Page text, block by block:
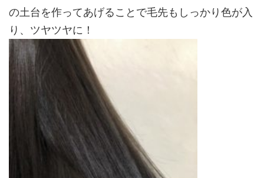
の土台を作ってあげることで毛先もしっかり色が入
り、ツヤツヤに！